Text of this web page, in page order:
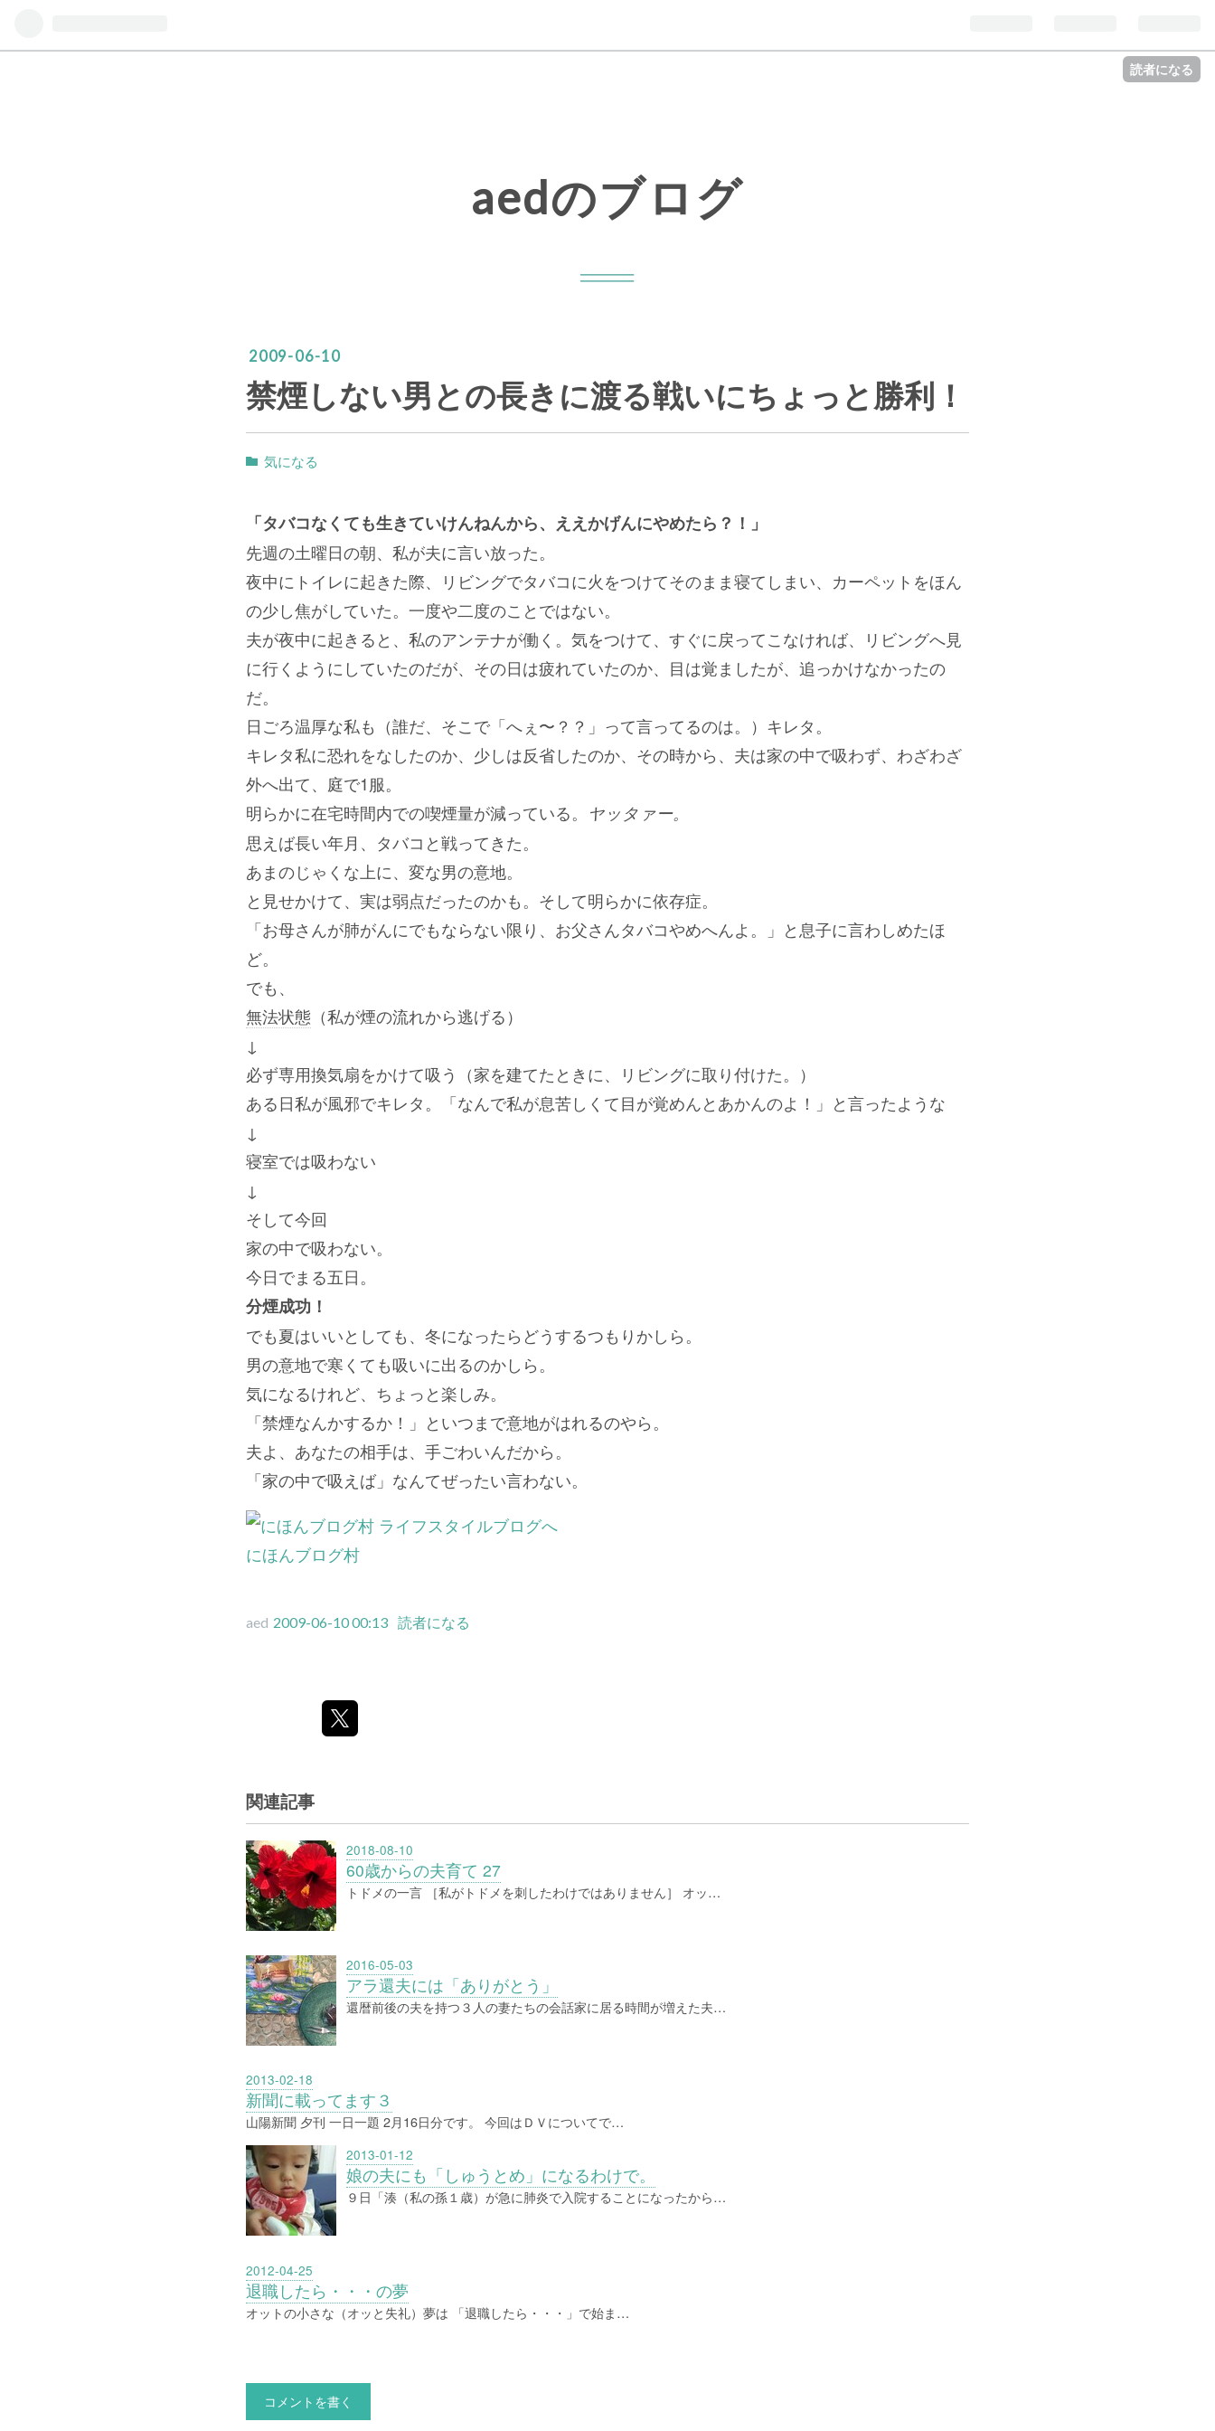
読者になる
aedのブログ
2009-06-10
禁煙しない男との長きに渡る戦いにちょっと勝利！
気になる
「タバコなくても生きていけんねんから、ええかげんにやめたら？！」
先週の土曜日の朝、私が夫に言い放った。
夜中にトイレに起きた際、リビングでタバコに火をつけてそのまま寝てしまい、カーペットをほん
の少し焦がしていた。一度や二度のことではない。
夫が夜中に起きると、私のアンテナが働く。気をつけて、すぐに戻ってこなければ、リビングへ見
に行くようにしていたのだが、その日は疲れていたのか、目は覚ましたが、追っかけなかったの
だ。
日ごろ温厚な私も（誰だ、そこで「へぇ〜？？」って言ってるのは。）キレタ。
キレタ私に恐れをなしたのか、少しは反省したのか、その時から、夫は家の中で吸わず、わざわざ
外へ出て、庭で1服。
明らかに在宅時間内での喫煙量が減っている。
ヤッタァー。
思えば長い年月、タバコと戦ってきた。
あまのじゃくな上に、変な男の意地。
と見せかけて、実は弱点だったのかも。そして明らかに依存症。
「お母さんが肺がんにでもならない限り、お父さんタバコやめへんよ。」と息子に言わしめたほ
ど。
でも、
無法状態 （私が煙の流れから逃げる）
↓
必ず専用換気扇をかけて吸う（家を建てたときに、リビングに取り付けた。）
ある日私が風邪でキレタ。「なんで私が息苦しくて目が覚めんとあかんのよ！」と言ったような
↓
寝室では吸わない
↓
そして今回
家の中で吸わない。
今日でまる五日。
分煙成功！
でも夏はいいとしても、冬になったらどうするつもりかしら。
男の意地で寒くても吸いに出るのかしら。
気になるけれど、ちょっと楽しみ。
「禁煙なんかするか！」といつまで意地がはれるのやら。
夫よ、あなたの相手は、手ごわいんだから。
「家の中で吸えば」なんてぜったい言わない。
にほんブログ村
aed 2009-06-10 00:13 読者になる
関連記事
2018-08-10
60歳からの夫育て 27
トドメの一言 ［私がトドメを刺したわけではありません］ オッ…
2016-05-03
アラ還夫には「ありがとう」
還暦前後の夫を持つ３人の妻たちの会話家に居る時間が増えた夫…
2013-02-18
新聞に載ってます３
山陽新聞 夕刊 一日一題 2月16日分です。 今回はＤＶについてで…
2013-01-12
娘の夫にも「しゅうとめ」になるわけで。
９日「湊（私の孫１歳）が急に肺炎で入院することになったから…
2012-04-25
退職したら・・・の夢
オットの小さな（オッと失礼）夢は 「退職したら・・・」で始ま…
コメントを書く